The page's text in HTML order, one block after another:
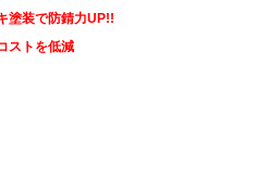
塗装で防錆力UP!!
ストを低減